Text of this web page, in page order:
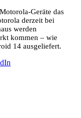
Geräte das
derzeit bei
werden
kommen – wie
14 ausgeliefert.